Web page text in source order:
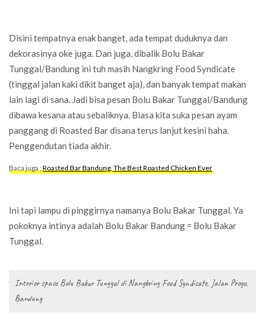
Disini tempatnya enak banget, ada tempat duduknya dan
dekorasinya oke juga. Dan juga, dibalik Bolu Bakar
Tunggal/Bandung ini tuh masih Nangkring Food Syndicate
(tinggal jalan kaki dikit banget aja), dan banyak tempat makan
lain lagi di sana. Jadi bisa pesan Bolu Bakar Tunggal/Bandung
dibawa kesana atau sebaliknya. Biasa kita suka pesan ayam
panggang di Roasted Bar disana terus lanjut kesini haha.
Penggendutan tiada akhir.
Baca juga :Roasted Bar Bandung, The Best Roasted Chicken Ever
Ini tapi lampu di pinggirnya namanya Bolu Bakar Tunggal. Ya
pokoknya intinya adalah Bolu Bakar Bandung = Bolu Bakar
Tunggal.
Interior space Bolu Bakar Tunggal di Nangkring Food Syndicate, Jalan Progo,
Bandung